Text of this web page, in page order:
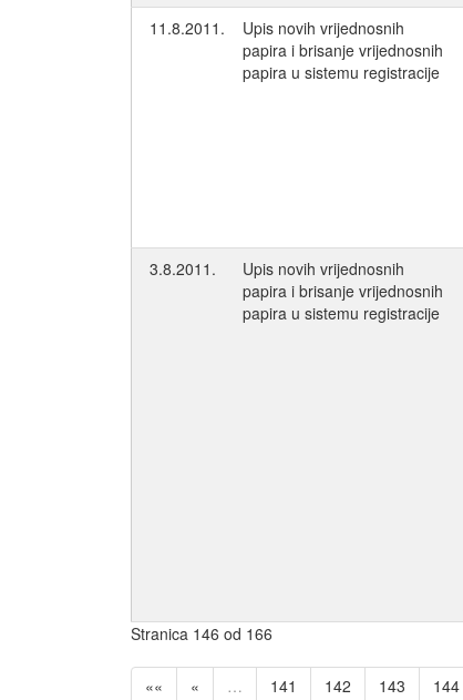
11.8.2011.
Upis novih vrijednosnih
papira i brisanje vrijednosnih
papira u sistemu registracije
3.8.2011.
Upis novih vrijednosnih
papira i brisanje vrijednosnih
papira u sistemu registracije
Stranica 146 od 166
«« « … 141 142 143 144